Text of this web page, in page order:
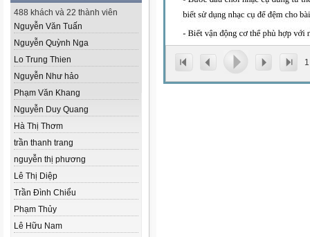
488 khách và 22 thành viên
Nguyễn Văn Tuấn
Nguyễn Quỳnh Nga
Lo Trung Thien
Nguyễn Như hảo
Phạm Văn Khang
Nguyễn Duy Quang
Hà Thị Thơm
trần thanh trang
nguyễn thị phương
Lê Thị Diệp
Trần Đình Chiểu
Phạm Thủy
Lê Hữu Nam
1